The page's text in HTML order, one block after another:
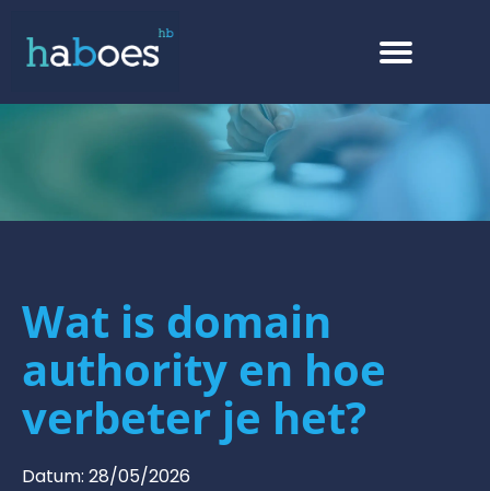
Wat is domain
authority en hoe
verbeter je het?
Datum: 28/05/2026